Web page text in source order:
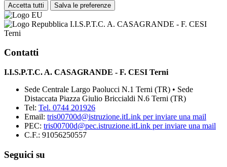
Accetta tutti Salva le preferenze
I.I.S.P.T.C. A. CASAGRANDE - F. CESI
Terni
Contatti
I.I.S.P.T.C. A. CASAGRANDE - F. CESI Terni
Sede Centrale Largo Paolucci N.1 Terni (TR) • Sede
Distaccata Piazza Giulio Briccialdi N.6 Terni (TR)
Tel: Tel. 0744 201926
Email: tris00700d@istruzione.itLink per inviare una mail
PEC: tris00700d@pec.istruzione.itLink per inviare una mail
C.F.: 91056250557
Seguici su